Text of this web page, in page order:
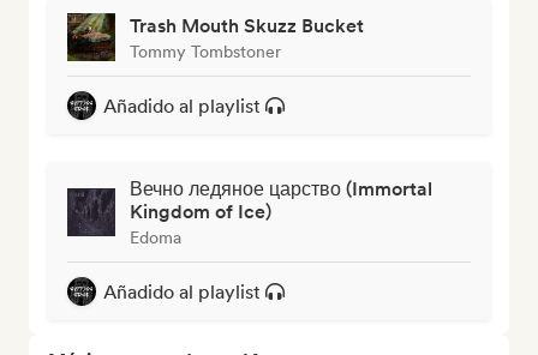
Trash Mouth Skuzz Bucket
Tommy Tombstoner
Añadido al playlist
Вечно ледяное царство (Immortal
Kingdom of Ice)
Edoma
Añadido al playlist